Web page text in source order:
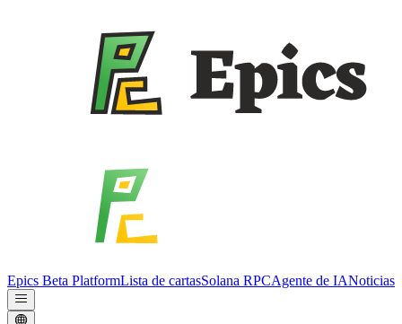
Epics Beta PlatformLista de cartasSolana RPCAgente de IANoticias